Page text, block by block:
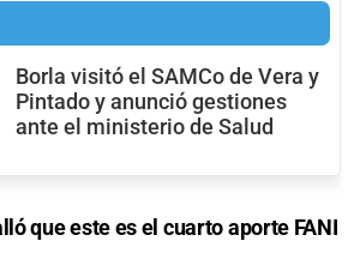
Borla visitó el SAMCo de Vera y
Pintado y anunció gestiones
ante el ministerio de Salud
que este es el cuarto aporte FANI